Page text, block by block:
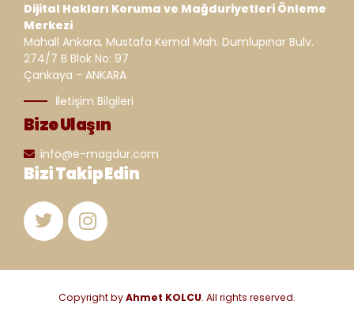
Dijital Hakları Koruma ve Mağduriyetleri Önleme
Merkezi
Mahall Ankara, Mustafa Kemal Mah. Dumlupınar Bulv.
274/7 B Blok No: 97
Çankaya - ANKARA
İletişim Bilgileri
Bize Ulaşın
info@e-magdur.com
Bizi Takip Edin
Copyright byAhmet KOLCU. All rights reserved.